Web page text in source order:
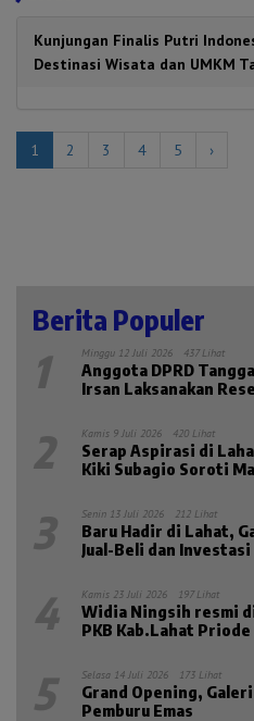
Kunjungan Finalis Putri
Destinasi Wisata dan UMKM
1 2 3 4 5 ›
Berita Populer
1 Minggu 12 Juli 2026 437 Lihat
Anggota DPRD Tanggamus Fraksi PKB Nuzul
Irsan Laksanakan Reses Masa Sidang II Tahun
2 Kamis 9 Juli 2026 420 Lihat
Serap Aspirasi di
Kiki Subagio Soroti
3 Senin 13 Juli 2026 212 Lihat
Baru Hadir di Lahat,
Jual-Beli dan
4 Kamis 23 Juli 2026 197 Lihat
Widia Ningsih resmi
PKB Kab.Lahat
5 Selasa 14 Juli 2026 173 Lihat
Grand Opening,
Pemburu Emas